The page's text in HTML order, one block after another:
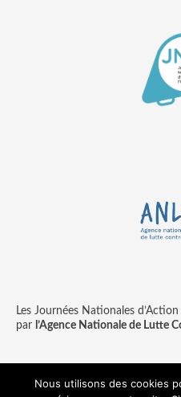
Les Journées Nationales
par l’Agence Nationale de Lutte
Nous utilisons des cookies